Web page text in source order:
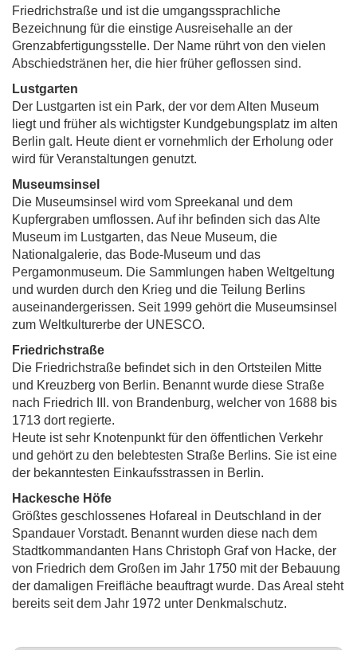
Friedrichstraße und ist die umgangssprachliche
Bezeichnung für die einstige Ausreisehalle an der
Grenzabfertigungsstelle. Der Name rührt von den vielen
Abschiedstränen her, die hier früher geflossen sind.
Lustgarten
Der Lustgarten ist ein Park, der vor dem Alten Museum
liegt und früher als wichtigster Kundgebungsplatz im alten
Berlin galt. Heute dient er vornehmlich der Erholung oder
wird für Veranstaltungen genutzt.
Museumsinsel
Die Museumsinsel wird vom Spreekanal und dem
Kupfergraben umflossen. Auf ihr befinden sich das Alte
Museum im Lustgarten, das Neue Museum, die
Nationalgalerie, das Bode-Museum und das
Pergamonmuseum. Die Sammlungen haben Weltgeltung
und wurden durch den Krieg und die Teilung Berlins
auseinandergerissen. Seit 1999 gehört die Museumsinsel
zum Weltkulturerbe der UNESCO.
Friedrichstraße
Die Friedrichstraße befindet sich in den Ortsteilen Mitte
und Kreuzberg von Berlin. Benannt wurde diese Straße
nach Friedrich III. von Brandenburg, welcher von 1688 bis
1713 dort regierte.
Heute ist sehr Knotenpunkt für den öffentlichen Verkehr
und gehört zu den belebtesten Straße Berlins. Sie ist eine
der bekanntesten Einkaufsstrassen in Berlin.
Hackesche Höfe
Größtes geschlossenes Hofareal in Deutschland in der
Spandauer Vorstadt. Benannt wurden diese nach dem
Stadtkommandanten Hans Christoph Graf von Hacke, der
von Friedrich dem Großen im Jahr 1750 mit der Bebauung
der damaligen Freifläche beauftragt wurde. Das Areal steht
bereits seit dem Jahr 1972 unter Denkmalschutz.